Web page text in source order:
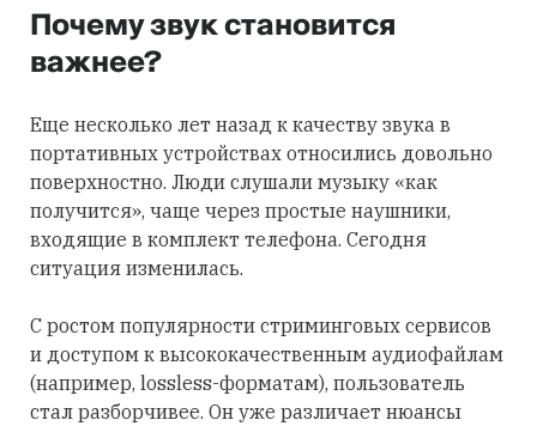
Почему звук становится
важнее?
Еще несколько лет назад к качеству звука в
портативных устройствах относились довольно
поверхностно. Люди слушали музыку «как
получится», чаще через простые наушники,
входящие в комплект телефона. Сегодня
ситуация изменилась.
С ростом популярности стриминговых сервисов
и доступом к высококачественным аудиофайлам
(например, lossless-форматам), пользователь
стал разборчивее. Он уже различает нюансы